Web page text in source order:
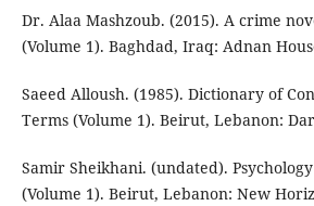
Dr. Alaa Mashzoub. (2015). A crime
(Volume 1). Baghdad, Iraq: Adnan
Saeed Alloush. (1985). Dictionary of
Terms (Volume 1). Beirut, Lebanon:
Samir Sheikhani. (undated).
(Volume 1). Beirut, Lebanon: New